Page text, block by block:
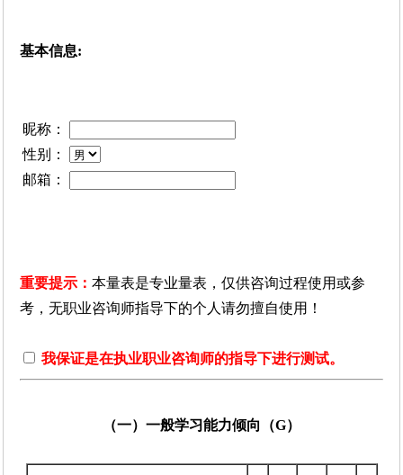
基本信息:
昵称：
性别：
邮箱：
重要提示： 本量表是专业量表，仅供咨询过程使用或参
考，无职业咨询师指导下的个人请勿擅自使用！
我保证是在执业职业咨询师的指导下进行测试。
（一）一般学习能力倾向（G）